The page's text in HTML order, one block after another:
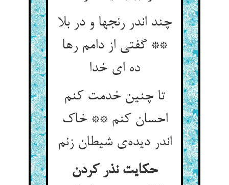
چند اندر رنجها و در بلا
** گفتی از دامم رها
ده ای خدا
تا چنین خدمت کنم
احسان کنم ** خاک
اندر دیده‌ی شیطان زنم
حکایت نذر کردن